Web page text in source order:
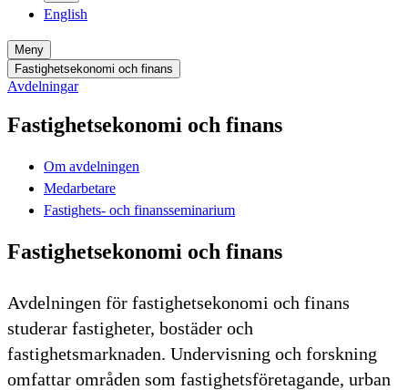
English
Meny
Fastighetsekonomi och finans
Avdelningar
Fastighetsekonomi och finans
Om avdelningen
Medarbetare
Fastighets- och finansseminarium
Fastighetsekonomi och finans
Avdelningen för fastighetsekonomi och finans
studerar fastigheter, bostäder och
fastighetsmarknaden. Undervisning och forskning
omfattar områden som fastighetsföretagande, urban